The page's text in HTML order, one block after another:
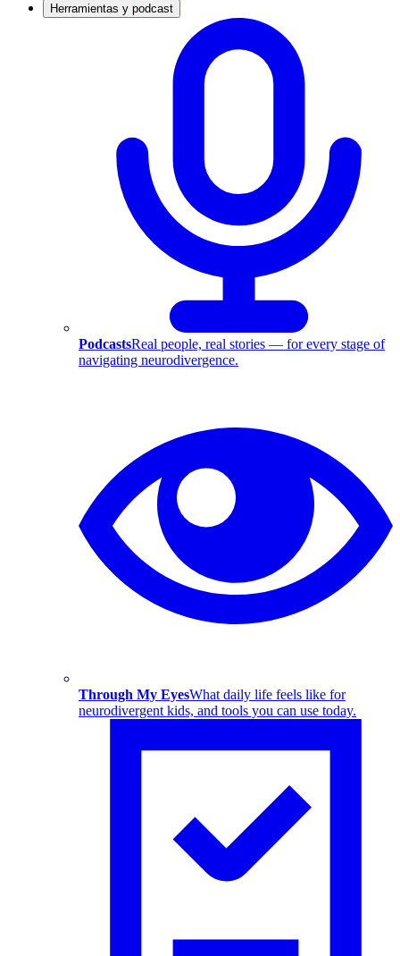
Herramientas y podcast
PodcastsReal people, real stories — for every stage of
navigating neurodivergence.
Through My EyesWhat daily life feels like for
neurodivergent kids, and tools you can use today.